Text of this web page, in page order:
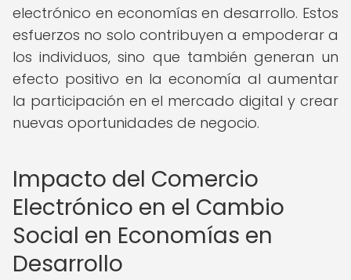
electrónico en economías en desarrollo. Estos
esfuerzos no solo contribuyen a empoderar a
los individuos, sino que también generan un
efecto positivo en la economía al aumentar
la participación en el mercado digital y crear
nuevas oportunidades de negocio.
Impacto del Comercio
Electrónico en el Cambio
Social en Economías en
Desarrollo